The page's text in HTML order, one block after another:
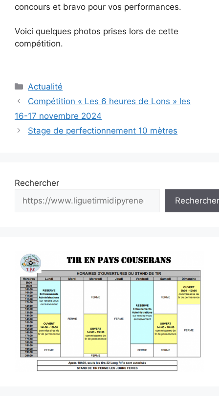
concours et bravo pour vos performances.
Voici quelques photos prises lors de cette
compétition.
Catégories
Actualité
Navigation
des
Compétition « Les 6 heures de Lons » les
16-17 novembre 2024
Stage de perfectionnement 10 mètres
Rechercher
Rechercher